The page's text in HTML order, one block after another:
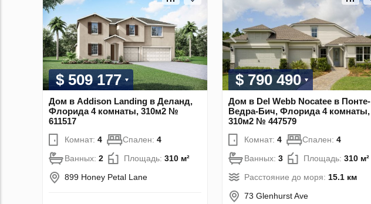
$ 509 177
Дом в Addison Landing в Деланд,
Флорида 4 комнаты, 310м2 №
611517
Комнат: 4 Спален: 4
Ванных: 2 Площадь: 310 м²
899 Honey Petal Lane
$ 790 490
Дом в Del Webb Nocatee в Понте-
Ведра-Бич, Флорида 4 комнаты,
310м2 № 447579
Комнат: 4 Спален: 4
Ванных: 3 Площадь: 310 м²
Расстояние до моря: 15.1 км
73 Glenhurst Ave